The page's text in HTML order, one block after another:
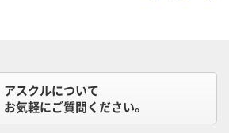
アスクルについて
お気軽にご質問ください。